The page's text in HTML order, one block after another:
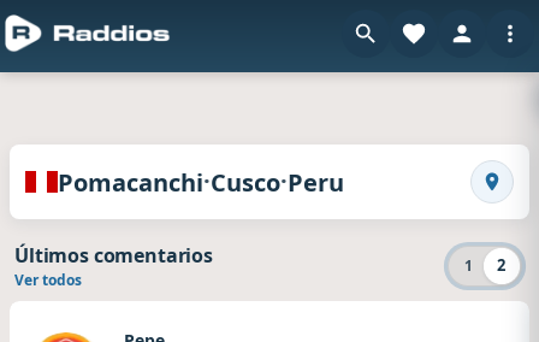
Radios de Pomacanchi · Cusco · Peruen
Pomacanchi·Cusco·Peru
1 2
Últimos comentarios
Ver todos